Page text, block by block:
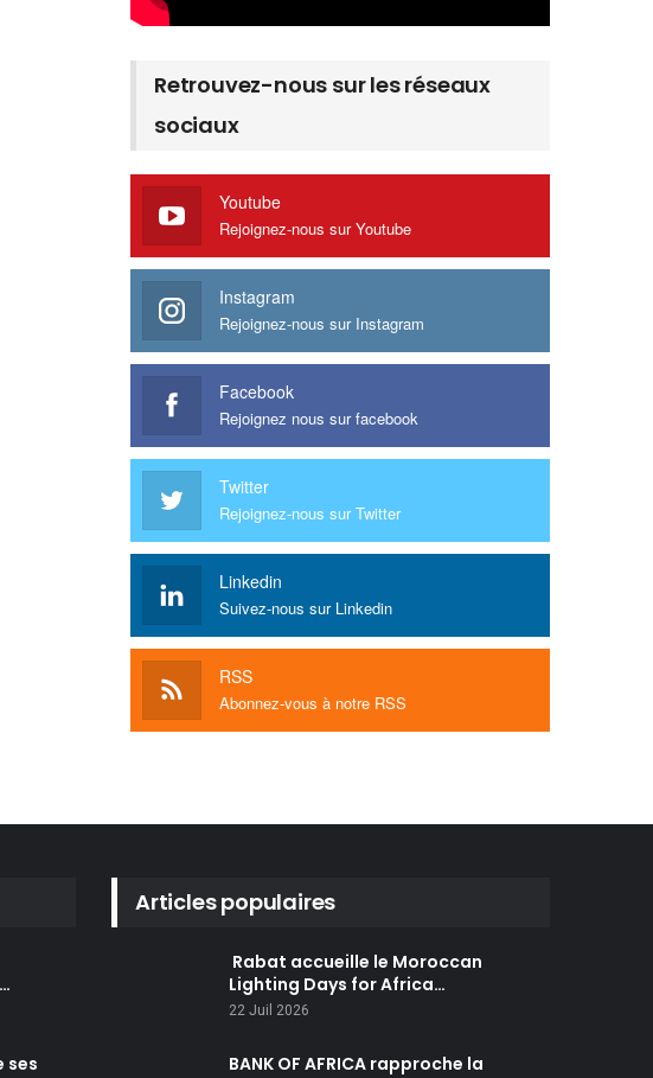
Retrouvez-nous sur les réseaux
sociaux
Youtube
Rejoignez-nous sur Youtube
Instagram
Rejoignez-nous sur Instagram
Facebook
Rejoignez nous sur facebook
Twitter
Rejoignez-nous sur Twitter
Linkedin
Suivez-nous sur Linkedin
RSS
Abonnez-vous à notre RSS
ses
Articles populaires
Rabat accueille le Moroccan
Lighting Days for Africa…
22 Juil 2026
BANK OF AFRICA rapproche la